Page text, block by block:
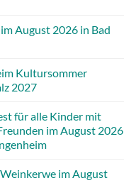
August 2026 in Bad
Kultursommer
2027
für alle Kinder mit
im August 2026
im August